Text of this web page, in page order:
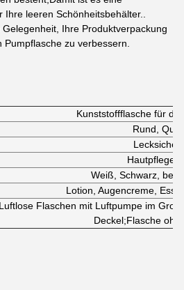
leeren Schönheitsbehälter..
Ihre Produktverpackung
zu verbessern.
Kunststoffflasche für
Rund,
Weiß, Schwarz,
Lotion, Augencreme,
Luftlose Flaschen mit Luftpumpe im
Deckel;Flasche